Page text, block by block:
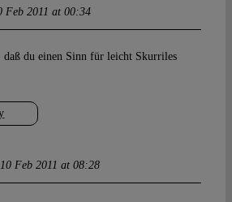
Feb 2011 at 00:34
daß du einen Sinn für leicht Skurriles
Feb 2011 at 08:28